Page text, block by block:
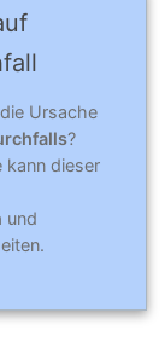
Ursache
?
kann dieser
und